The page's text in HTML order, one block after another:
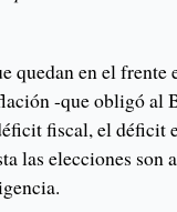
quedan en el frente
-que obligó al
fiscal, el déficit
las elecciones son